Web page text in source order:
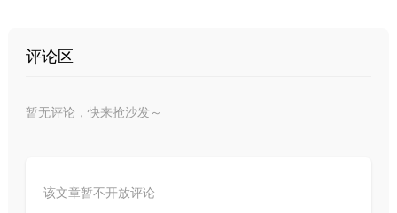
评论区
暂无评论，快来抢沙发～
该文章暂不开放评论